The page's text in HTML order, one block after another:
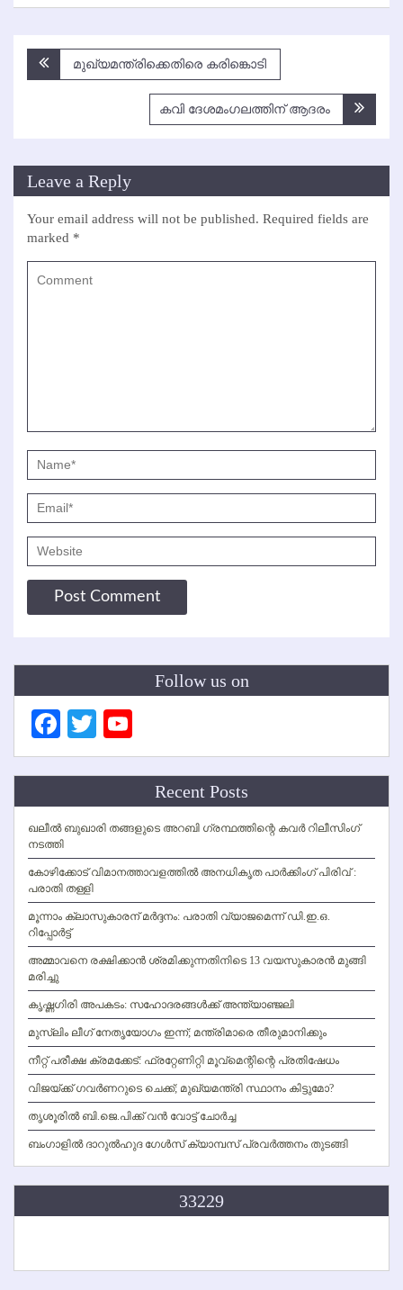
Post
navigation
മുഖ്യമന്ത്രിക്കെതിരെ കരിങ്കൊടി
കവി ദേശമംഗലത്തിന് ആദരം
Leave a Reply
Your email address will not be published. Required fields are
marked *
Follow us on
Facebook
Twitter
Channel
Recent Posts
ഖലീല്‍ ബുഖാരി തങ്ങളുടെ അറബി ഗ്രന്ഥത്തിന്റെ കവര്‍ റിലീസിംഗ്
നടത്തി
കോഴിക്കോട് വിമാനത്താവളത്തില്‍ അനധികൃത പാര്‍ക്കിംഗ് പിരിവ് :
പരാതി തള്ളി
മൂന്നാം ക്ലാസുകാരന് മര്‍ദ്ദനം: പരാതി വ്യാജമെന്ന് ഡി.ഇ.ഒ.
റിപ്പോര്‍ട്ട്
അമ്മാവനെ രക്ഷിക്കാന്‍ ശ്രമിക്കുന്നതിനിടെ 13 വയസുകാരന്‍ മുങ്ങി
മരിച്ചു
കൃഷ്ണഗിരി അപകടം: സഹോദരങ്ങള്‍ക്ക് അന്ത്യാഞ്ജലി
മുസ്ലിം ലീഗ് നേതൃയോഗം ഇന്ന്; മന്ത്രിമാരെ തീരുമാനിക്കും
നീറ്റ് പരീക്ഷ ക്രമക്കേട്: ഫ്രറ്റേണിറ്റി മൂവ്‌മെന്റിന്റെ പ്രതിഷേധം
വിജയ്ക്ക് ഗവര്‍ണറുടെ ചെക്ക്; മുഖ്യമന്ത്രി സ്ഥാനം കിട്ടുമോ?
തൃശൂരില്‍ ബി.ജെ.പിക്ക് വന്‍ വോട്ട് ചോര്‍ച്ച
ബംഗാളില്‍ ദാറുല്‍ഹുദ ഗേള്‍സ് ക്യാമ്പസ് പ്രവര്‍ത്തനം തുടങ്ങി
33229